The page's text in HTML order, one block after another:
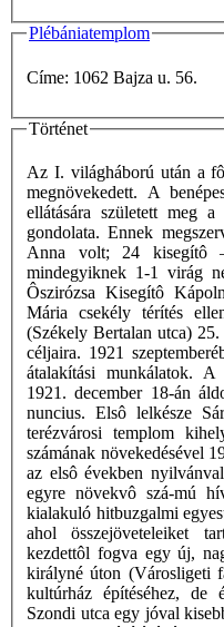
Plébániatemplom
Címe: 1062 Bajza u. 56.
Történet
Az I. világháború után a
megnövekedett. A
ellátására született meg
gondolata. Ennek
Anna volt; 24 kisegítô –
mindegyiknek 1-1 virág
Ôszirózsa Kisegítô
Mária csekély térítés
(Székely Bertalan utca)
céljaira. 1921
átalakítási munkálatok.
1921. december 18-án
nuncius. Elsô lelkésze
terézvárosi templom
számának növekedésével
az elsô években
egyre növekvô szá-mú
kialakuló hitbuzgalmi
ahol összejöveteleiket
kezdettôl fogva egy új,
királyné úton (Városligeti
kultúrház építéséhez, de
Szondi utca egy jóval